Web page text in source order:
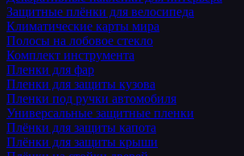
Защитные плёнки для велосипеда
Климатические карты мира
Полосы на лобовое стекло
Комплект инструмента
Пленки для фар
Пленки для защиты кузова
Пленки под ручки автомобиля
Универсальные защитные пленки
Плёнки для защиты капота
Плёнки для защиты крыши